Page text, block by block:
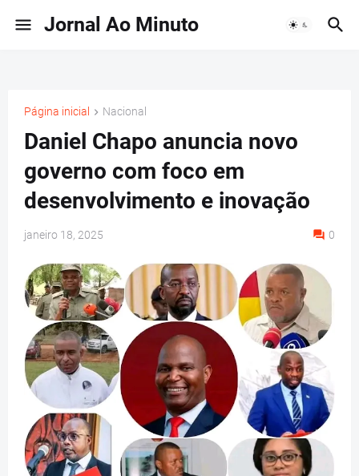
Jornal Ao Minuto
Página inicial Nacional
Daniel Chapo anuncia novo
governo com foco em
desenvolvimento e inovação
janeiro 18, 2025 0